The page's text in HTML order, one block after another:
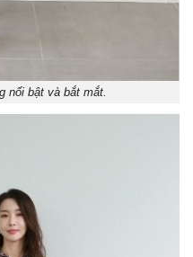
nổi bật và bắt mắt.